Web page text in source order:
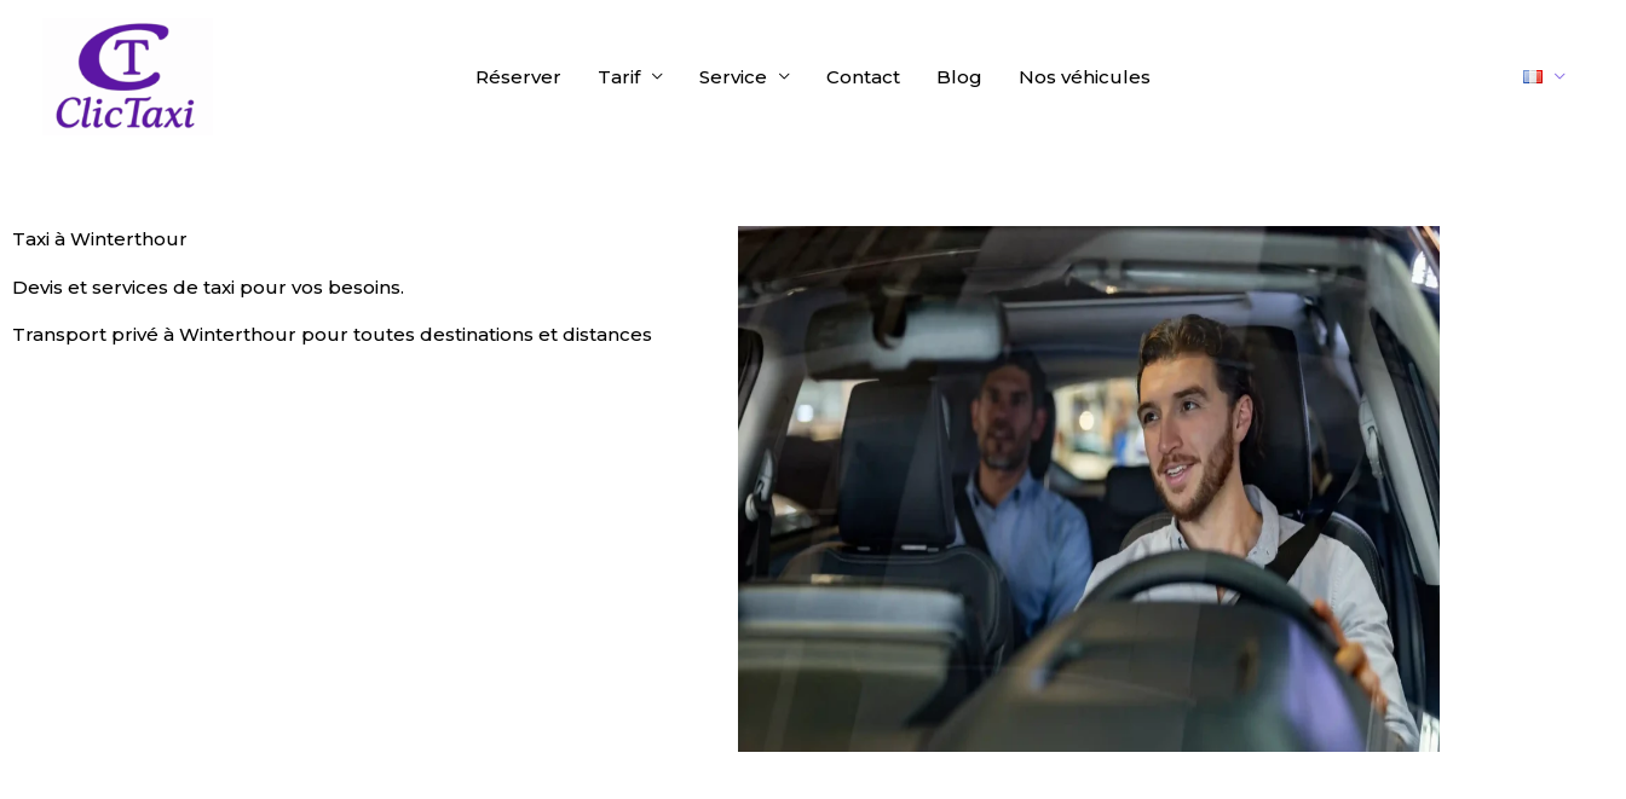
Réserver Tarif Service Contact Blog Nos véhicules
Taxi à Winterthour
Devis et services de taxi pour vos besoins.
Transport privé à Winterthour pour toutes destinations et distances